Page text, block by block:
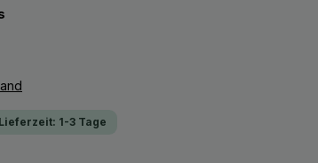
1-3 Tage